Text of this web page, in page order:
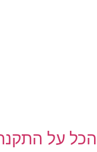
הכל על